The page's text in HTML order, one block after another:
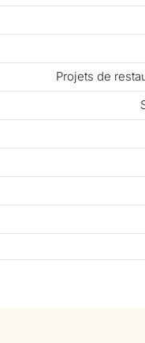
Projets de